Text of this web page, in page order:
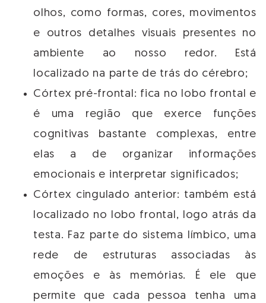
olhos, como formas, cores, movimentos
e outros detalhes visuais presentes no
ambiente ao nosso redor. Está
localizado na parte de trás do cérebro;
Córtex pré-frontal: fica no lobo frontal e
é uma região que exerce funções
cognitivas bastante complexas, entre
elas a de organizar informações
emocionais e interpretar significados;
Córtex cingulado anterior: também está
localizado no lobo frontal, logo atrás da
testa. Faz parte do sistema límbico, uma
rede de estruturas associadas às
emoções e às memórias. É ele que
permite que cada pessoa tenha uma